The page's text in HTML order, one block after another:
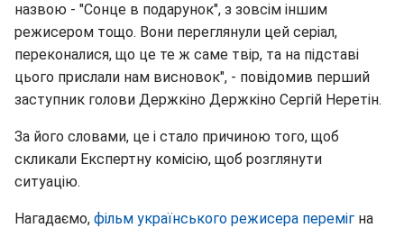
назвою - "Сонце в подарунок", з зовсім іншим
режисером тощо. Вони переглянули цей серіал,
переконалися, що це те ж саме твір, та на підставі
цього прислали нам висновок", - повідомив перший
заступник голови Держкіно Держкіно Сергій Неретін.
За його словами, це і стало причиною того, щоб
скликали Експертну комісію, щоб розглянути
ситуацію.
Нагадаємо, фільм українського режисера переміг на